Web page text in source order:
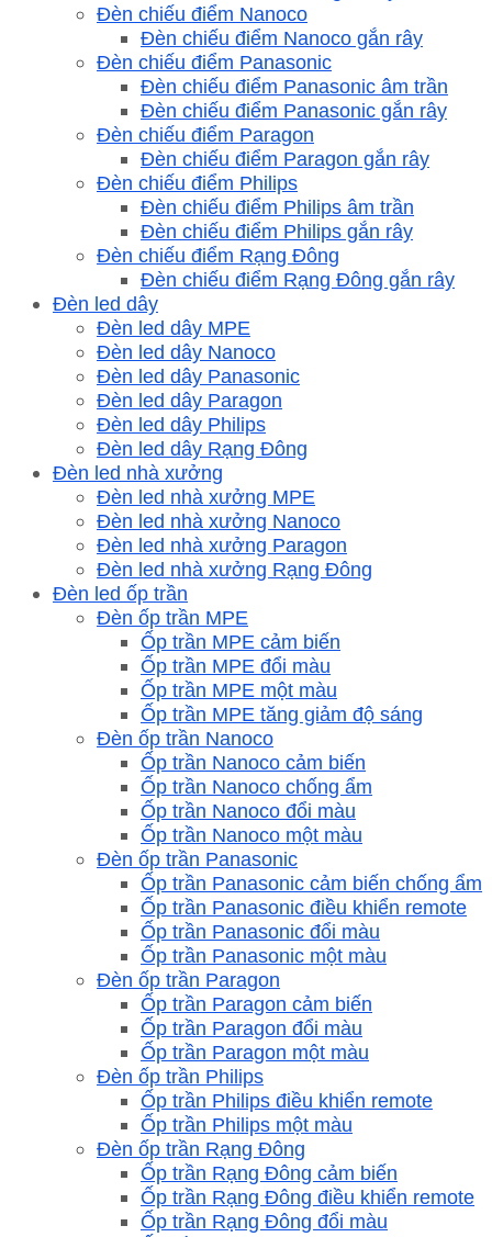
Đèn chiếu điểm Nanoco
Đèn chiếu điểm Nanoco gắn rây
Đèn chiếu điểm Panasonic
Đèn chiếu điểm Panasonic âm trần
Đèn chiếu điểm Panasonic gắn rây
Đèn chiếu điểm Paragon
Đèn chiếu điểm Paragon gắn rây
Đèn chiếu điểm Philips
Đèn chiếu điểm Philips âm trần
Đèn chiếu điểm Philips gắn rây
Đèn chiếu điểm Rạng Đông
Đèn chiếu điểm Rạng Đông gắn rây
Đèn led dây
Đèn led dây MPE
Đèn led dây Nanoco
Đèn led dây Panasonic
Đèn led dây Paragon
Đèn led dây Philips
Đèn led dây Rạng Đông
Đèn led nhà xưởng
Đèn led nhà xưởng MPE
Đèn led nhà xưởng Nanoco
Đèn led nhà xưởng Paragon
Đèn led nhà xưởng Rạng Đông
Đèn led ốp trần
Đèn ốp trần MPE
Ốp trần MPE cảm biến
Ốp trần MPE đổi màu
Ốp trần MPE một màu
Ốp trần MPE tăng giảm độ sáng
Đèn ốp trần Nanoco
Ốp trần Nanoco cảm biến
Ốp trần Nanoco chống ẩm
Ốp trần Nanoco đổi màu
Ốp trần Nanoco một màu
Đèn ốp trần Panasonic
Ốp trần Panasonic cảm biến chống ẩm
Ốp trần Panasonic điều khiển remote
Ốp trần Panasonic đổi màu
Ốp trần Panasonic một màu
Đèn ốp trần Paragon
Ốp trần Paragon cảm biến
Ốp trần Paragon đổi màu
Ốp trần Paragon một màu
Đèn ốp trần Philips
Ốp trần Philips điều khiển remote
Ốp trần Philips một màu
Đèn ốp trần Rạng Đông
Ốp trần Rạng Đông cảm biến
Ốp trần Rạng Đông điều khiển remote
Ốp trần Rạng Đông đổi màu